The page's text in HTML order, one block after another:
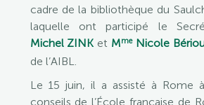
cadre de la bibliothèque du
laquelle ont participé le
Michel ZINK et MmeNicole
de l’AIBL.
Le 15 juin, il a assisté à Rome
conseils de l’École française de